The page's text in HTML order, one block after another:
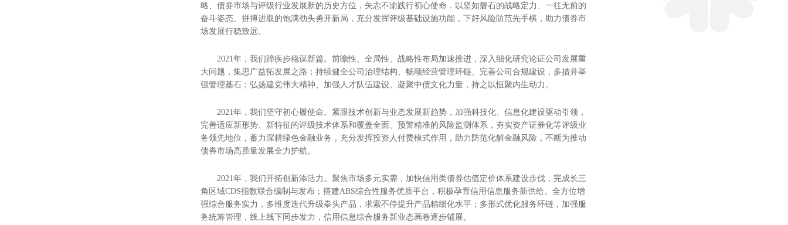
略、债券市场与评级行业发展新的历史方位，矢志不渝践行初心使命，以坚如磐石的战略定力、一往无前的
奋斗姿态、拼搏进取的饱满劲头勇开新局，充分发挥评级基础设施功能，下好风险防范先手棋，助力债券市
场发展行稳致远。
2021年，我们蹄疾步稳谋新篇。前瞻性、全局性、战略性布局加速推进，深入细化研究论证公司发展重
大问题，集思广益拓发展之路；持续健全公司治理结构、畅顺经营管理环链、完善公司合规建设，多措并举
强管理基石；弘扬建党伟大精神、加强人才队伍建设、凝聚中债文化力量，持之以恒聚内生动力。
2021年，我们坚守初心履使命。紧跟技术创新与业态发展新趋势，加强科技化、信息化建设驱动引领，
完善适应新形势、新特征的评级技术体系和覆盖全面、预警精准的风险监测体系，夯实资产证券化等评级业
务领先地位，蓄力深耕绿色金融业务，充分发挥投资人付费模式作用，助力防范化解金融风险，不断为推动
债券市场高质量发展全力护航。
2021年，我们开拓创新添活力。聚焦市场多元实需，加快信用类债券估值定价体系建设步伐，完成长三
角区域CDS指数联合编制与发布；搭建ABS综合性服务优质平台，积极孕育信用信息服务新供给。全方位增
强综合服务实力，多维度迭代升级拳头产品，求索不停提升产品精细化水平；多形式优化服务环链，加强服
务统筹管理，线上线下同步发力，信用信息综合服务新业态画卷逐步铺展。